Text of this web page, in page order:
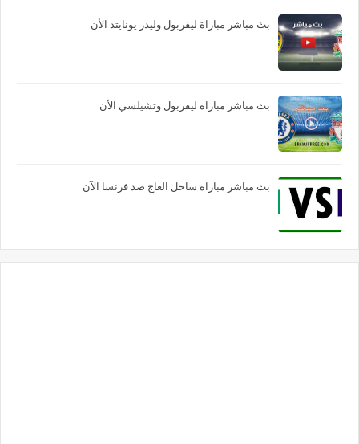
بث مباشر مباراة ليفربول وليدز يونايتد الأن
بث مباشر مباراة ليفربول وتشيلسي الأن
بث مباشر مباراة ساحل العاج ضد فرنسا الآن